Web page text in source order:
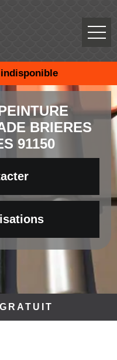
indisponible
BRIERES
91150